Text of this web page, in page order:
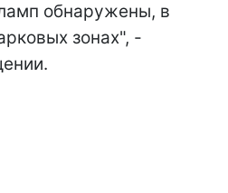
обнаружены, в
зонах", -